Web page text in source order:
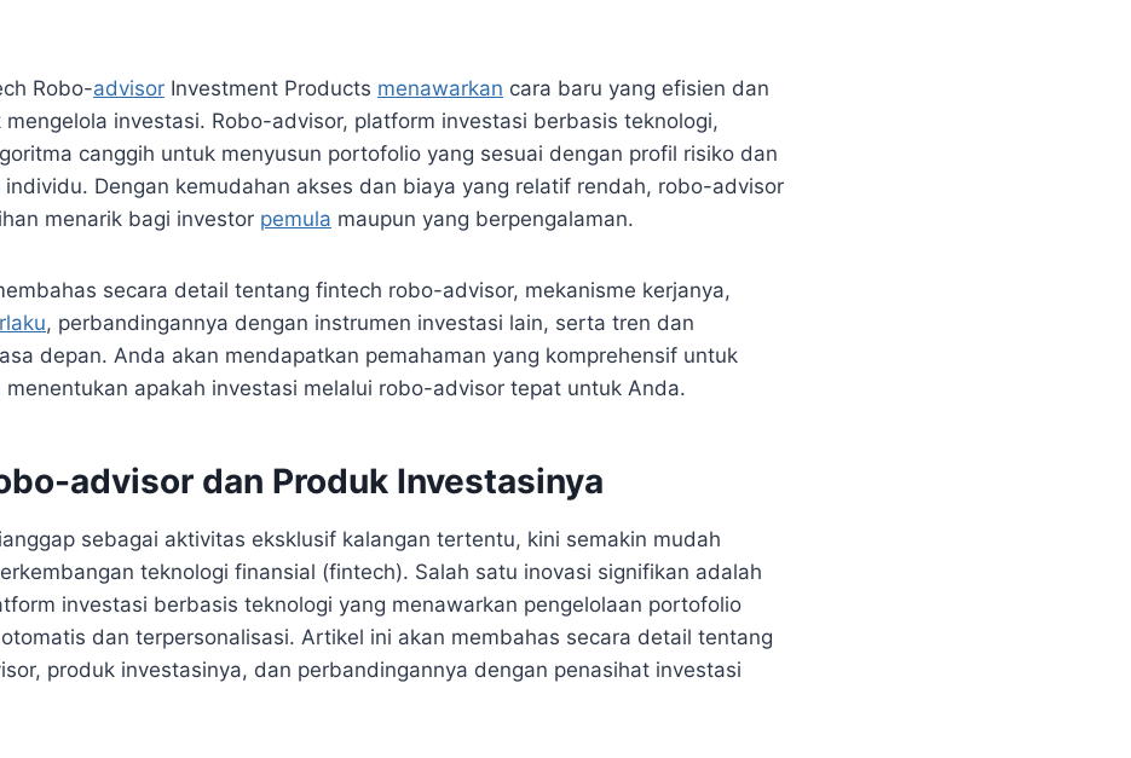
Robo-advisor Investment Products menawarkan cara baru yang efisien dan
investasi. Robo-advisor, platform investasi berbasis teknologi,
canggih untuk menyusun portofolio yang sesuai dengan profil risiko dan
Dengan kemudahan akses dan biaya yang relatif rendah, robo-advisor
menarik bagi investor pemula maupun yang berpengalaman.
secara detail tentang fintech robo-advisor, mekanisme kerjanya,
, perbandingannya dengan instrumen investasi lain, serta tren dan
depan. Anda akan mendapatkan pemahaman yang komprehensif untuk
apakah investasi melalui robo-advisor tepat untuk Anda.
advisor dan Produk Investasinya
sebagai aktivitas eksklusif kalangan tertentu, kini semakin mudah
teknologi finansial (fintech). Salah satu inovasi signifikan adalah
investasi berbasis teknologi yang menawarkan pengelolaan portofolio
dan terpersonalisasi. Artikel ini akan membahas secara detail tentang
produk investasinya, dan perbandingannya dengan penasihat investasi